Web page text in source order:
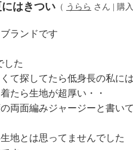
にはきつい （ うらら さん | 購
ランドです
した
て探してたら低身長の私に
たら生地が超厚い・・
両面編みジャージーと書い
地とは思ってませんでした